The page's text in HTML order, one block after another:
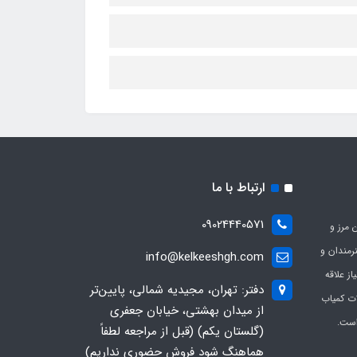
مرز و
هنرمندان و
علاقه
کمیاب
ارتباط با ما
09024440571
info@kelkeeshgh.com
دفتر: تهران، مجیدیه شمالی، پایین‌تر
از میدان بهشتی، خیابان جعفری
(گلستان یکم) (قبل از مراجعه لطفاً
هماهنگ شود فروش حضوری نداریم)